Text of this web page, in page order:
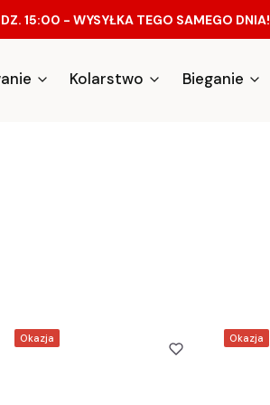
15:00 - WYSYŁKA TEGO SAMEGO DNIA!
Kolarstwo Bieganie
Okazja Okazja